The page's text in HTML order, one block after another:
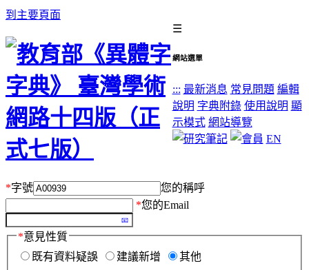
到主要頁面
☰
網站選單
::: 最新消息 常見問題 編輯
說明 字典附錄 使用說明 顯
示模式 網站導覽
EN
*字號
您的稱呼
*您的Email
*意見性質
既有資料疑誤
建議新增 其他